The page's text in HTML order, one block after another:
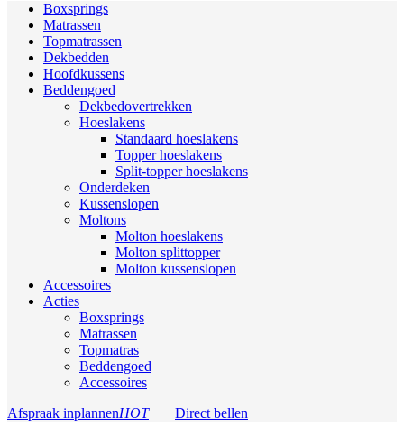
Boxsprings
Matrassen
Topmatrassen
Dekbedden
Hoofdkussens
Beddengoed
Dekbedovertrekken
Hoeslakens
Standaard hoeslakens
Topper hoeslakens
Split-topper hoeslakens
Onderdeken
Kussenslopen
Moltons
Molton hoeslakens
Molton splittopper
Molton kussenslopen
Accessoires
Acties
Boxsprings
Matrassen
Topmatras
Beddengoed
Accessoires
Afspraak inplannenHOT Direct bellen